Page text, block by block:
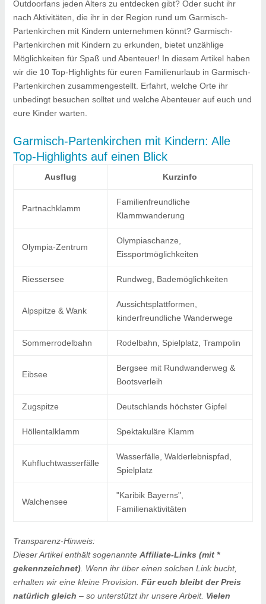
Outdoorfans jeden Alters zu entdecken gibt? Oder sucht ihr
nach Aktivitäten, die ihr in der Region rund um Garmisch-
Partenkirchen mit Kindern unternehmen könnt? Garmisch-
Partenkirchen mit Kindern zu erkunden, bietet unzählige
Möglichkeiten für Spaß und Abenteuer! In diesem Artikel haben
wir die 10 Top-Highlights für euren Familienurlaub in Garmisch-
Partenkirchen zusammengestellt. Erfahrt, welche Orte ihr
unbedingt besuchen solltet und welche Abenteuer auf euch und
eure Kinder warten.
Garmisch-Partenkirchen mit Kindern: Alle
Top-Highlights auf einen Blick
Ausflug Kurzinfo
Partnachklamm
Familienfreundliche
Klammwanderung
Olympia-Zentrum
Olympiaschanze,
Eissportmöglichkeiten
Riessersee Rundweg, Bademöglichkeiten
Alpspitze & Wank
Aussichtsplattformen,
kinderfreundliche Wanderwege
Sommerrodelbahn Rodelbahn, Spielplatz, Trampolin
Eibsee
Bergsee mit Rundwanderweg &
Bootsverleih
Zugspitze Deutschlands höchster Gipfel
Höllentalklamm Spektakuläre Klamm
Kuhfluchtwasserfälle
Wasserfälle, Walderlebnispfad,
Spielplatz
Walchensee
"Karibik Bayerns",
Familienaktivitäten
Transparenz-Hinweis:
Dieser Artikel enthält sogenannte Affiliate-Links (mit *
gekennzeichnet). Wenn ihr über einen solchen Link bucht,
erhalten wir eine kleine Provision. Für euch bleibt der Preis
natürlich gleich – so unterstützt ihr unsere Arbeit. Vielen